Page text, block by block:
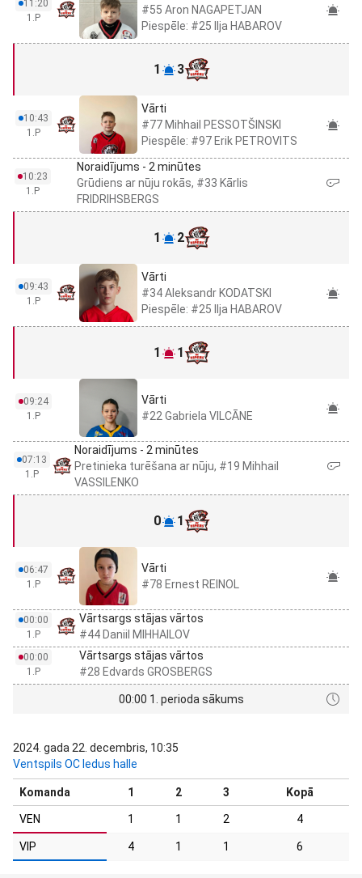
11:20
1.P
#55 Aron NAGAPETJAN
Piespēle: #25 Ilja HABAROV
1 3
10:43
1.P
Vārti
#77 Mihhail PESSOTŠINSKI
Piespēle: #97 Erik PETROVITS
10:23
1.P
Noraidījums - 2 minūtes
Grūdiens ar nūju rokās, #33 Kārlis
FRIDRIHSBERGS
1 2
09:43
1.P
Vārti
#34 Aleksandr KODATSKI
Piespēle: #25 Ilja HABAROV
1 1
09:24
1.P
Vārti
#22 Gabriela VILCĀNE
07:13
1.P
Noraidījums - 2 minūtes
Pretinieka turēšana ar nūju, #19 Mihhail
VASSILENKO
0 1
06:47
1.P
Vārti
#78 Ernest REINOL
00:00
1.P
Vārtsargs stājas vārtos
#44 Daniil MIHHAILOV
00:00
1.P
Vārtsargs stājas vārtos
#28 Edvards GROSBERGS
00:00 1. perioda sākums
2024. gada 22. decembris, 10:35
Ventspils OC ledus halle
Komanda 1 2 3 Kopā
VEN 1 1 2 4
VIP 4 1 1 6